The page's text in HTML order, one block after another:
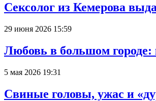
Сексолог из Кемерова
29 июня 2026 15:59
Любовь в большом городе:
5 мая 2026 19:31
Свиные головы, ужас и